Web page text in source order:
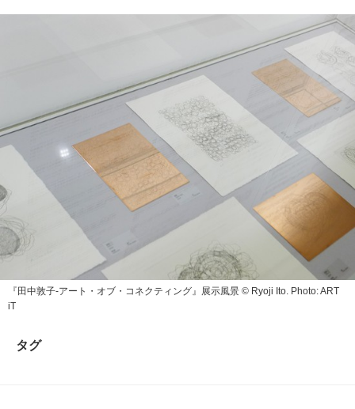
『田中敦子‐アート・オブ・コネクティング』展示風景 © Ryoji Ito. Photo: ART
iT
タグ